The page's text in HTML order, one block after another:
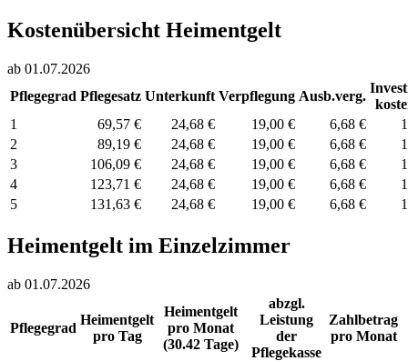
Kostenübersicht Heimentgelt
ab 01.07.2026
Pflegegrad Pflegesatz Unterkunft Verpflegung Ausb.verg.
1
69,57 € 24,68 € 19,00 € 6,68 €
2
89,19 € 24,68 € 19,00 € 6,68 €
3
106,09 € 24,68 € 19,00 € 6,68 €
4
123,71 € 24,68 € 19,00 € 6,68 €
5
131,63 € 24,68 € 19,00 € 6,68 €
Heimentgelt im Einzelzimmer
ab 01.07.2026
Pflegegrad
Heimentgelt
pro Tag
Heimentgelt
pro Monat
(30.42 Tage)
abzgl.
Leistung
der
Pflegekasse
Zahlbetrag
pro Monat